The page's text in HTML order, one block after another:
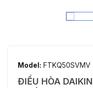
Model: FTKQ50SVMV
ĐIỀU HÒA